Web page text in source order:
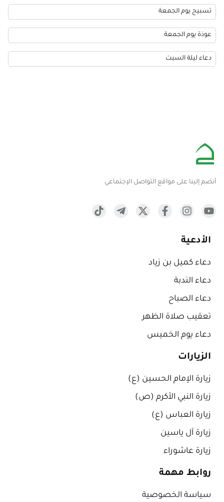
تسبيح يوم الجمعة
عوذة يوم الجمعة
دعاء ليلة السبت
أنضم إلينا على مواقع التواصل الإجتماعي
الأدعية
دعاء كميل بن زياد
دعاء الندبة
دعاء الصباح
تعقيب صلاة الظهر
دعاء يوم الخميس
الزيارات
زيارة الإمام الحسين (ع)
زيارة النبي الأكرم (ص)
زيارة العباس (ع)
زيارة آل ياسين
زيارة عاشوراء
روابط مهمة
سياسة الخصوصية